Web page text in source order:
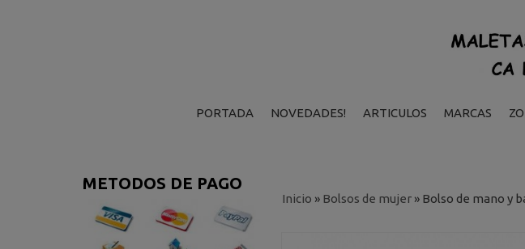
PORTADA NOVEDADES! ARTICULOS MARCAS
METODOS DE PAGO
Inicio » Bolsos de mujer» Bolso de mano y